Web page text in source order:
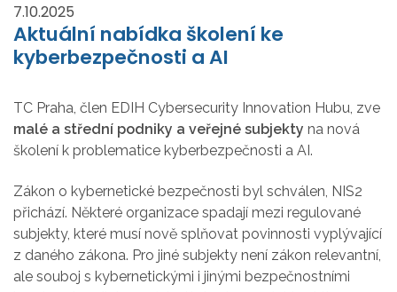
7.10.2025
Aktuální nabídka školení ke
kyberbezpečnosti a AI
TC Praha, člen EDIH Cybersecurity Innovation Hubu, zve
malé a střední podniky a veřejné subjekty na nová
školení k problematice kyberbezpečnosti a AI.
Zákon o kybernetické bezpečnosti byl schválen, NIS2
přichází. Některé organizace spadají mezi regulované
subjekty, které musí nově splňovat povinnosti vyplývající
z daného zákona. Pro jiné subjekty není zákon relevantní,
ale souboj s kybernetickými i jinými bezpečnostními